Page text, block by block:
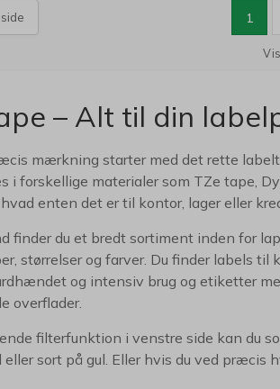
1
– Alt til din
mærkning starter med det rette
i forskellige materialer som TZe tape,
enten det er til kontor, lager eller
finder du et bredt sortiment inden for
størrelser og farver. Du finder labels
og intensiv brug og etiketter
overflader.
filterfunktion i venstre side kan du
eller sort på gul. Eller hvis du ved præcis